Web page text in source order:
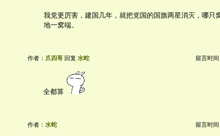
我党更厉害，建国几年，就把党国的国旗两星消灭，哪只
地一窝端。
作者： 爪四哥 回复 水蛇 留言时间
全都算
作者： 水蛇 留言时间